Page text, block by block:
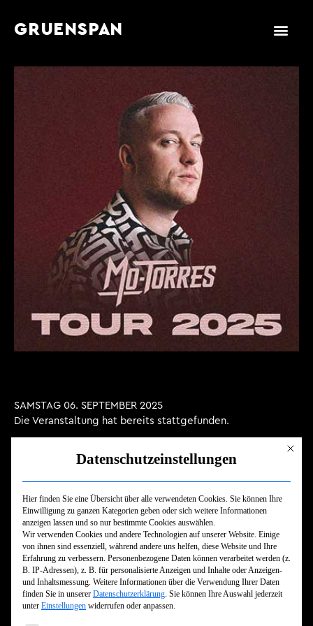
GRUENSPAN
SAMSTAG 06. SEPTEMBER 2025
Die Veranstaltung hat bereits stattgefunden.
MO-TORRES
Beginn:19.30
TICKET KAUFEN
Mit
Datenschutzeinstellungen
Hier finden Sie eine Übersicht über alle verwendeten Cookies. Sie können Ihre
Einwilligung zu ganzen Kategorien geben oder sich weitere Informationen
anzeigen lassen und so nur bestimmte Cookies auswählen.
Wir verwenden Cookies und andere Technologien auf unserer Website. Einige
von ihnen sind essenziell, während andere uns helfen, diese Website und Ihre
Erfahrung zu verbessern. Personenbezogene Daten können verarbeitet werden (z.
B. IP-Adressen), z. B. für personalisierte Anzeigen und Inhalte oder Anzeigen-
und Inhaltsmessung. Weitere Informationen über die Verwendung Ihrer Daten
finden Sie in unserer Datenschutzerklärung. Sie können Ihre Auswahl jederzeit
unter Einstellungen widerrufen oder anpassen.